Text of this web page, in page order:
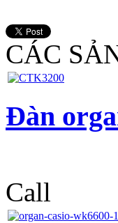
CÁC
Đàn
Call